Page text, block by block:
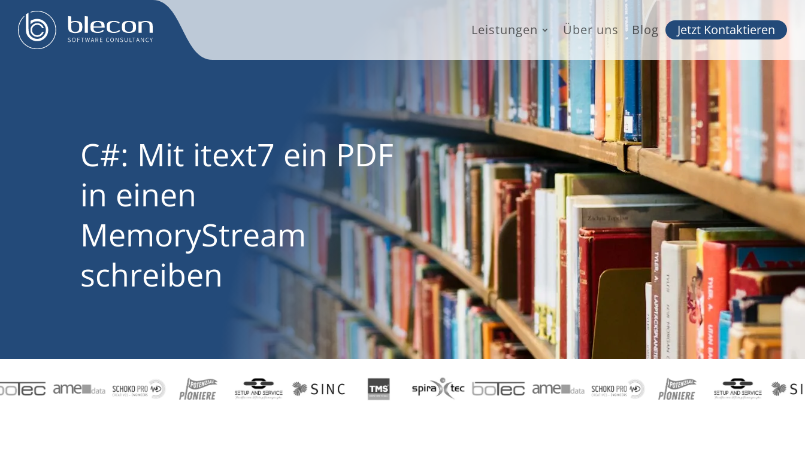
Leistungen Über uns Blog Jetzt Kontaktieren
C#: Mit itext7 ein PDF
in einen
MemoryStream
schreiben